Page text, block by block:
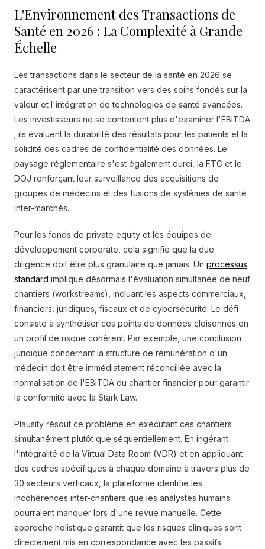
L'Environnement des Transactions de
Santé en 2026 : La Complexité à Grande
Échelle
Les transactions dans le secteur de la santé en 2026 se
caractérisent par une transition vers des soins fondés sur la
valeur et l'intégration de technologies de santé avancées.
Les investisseurs ne se contentent plus d'examiner l'EBITDA
; ils évaluent la durabilité des résultats pour les patients et la
solidité des cadres de confidentialité des données. Le
paysage réglementaire s'est également durci, la FTC et le
DOJ renforçant leur surveillance des acquisitions de
groupes de médecins et des fusions de systèmes de santé
inter-marchés.
Pour les fonds de private equity et les équipes de
développement corporate, cela signifie que la due
diligence doit être plus granulaire que jamais. Un processus
standard implique désormais l'évaluation simultanée de neuf
chantiers (workstreams), incluant les aspects commerciaux,
financiers, juridiques, fiscaux et de cybersécurité. Le défi
consiste à synthétiser ces points de données cloisonnés en
un profil de risque cohérent. Par exemple, une conclusion
juridique concernant la structure de rémunération d'un
médecin doit être immédiatement réconciliée avec la
normalisation de l'EBITDA du chantier financier pour garantir
la conformité avec la Stark Law.
Plausity résout ce problème en exécutant ces chantiers
simultanément plutôt que séquentiellement. En ingérant
l'intégralité de la Virtual Data Room (VDR) et en appliquant
des cadres spécifiques à chaque domaine à travers plus de
30 secteurs verticaux, la plateforme identifie les
incohérences inter-chantiers que les analystes humains
pourraient manquer lors d'une revue manuelle. Cette
approche holistique garantit que les risques cliniques sont
directement mis en correspondance avec les passifs